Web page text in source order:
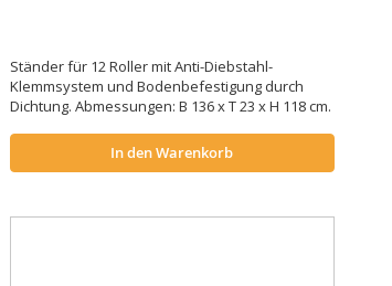
Ständer für 12 Roller mit Anti-Diebstahl-
Klemmsystem und Bodenbefestigung durch
Dichtung. Abmessungen: B 136 x T 23 x H 118 cm.
In den Warenkorb